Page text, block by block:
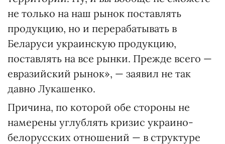
не только на наш рынок поставлять
продукцию, но и перерабатывать в
Беларуси украинскую продукцию,
поставлять на все рынки. Прежде всего —
евразийский рынок», — заявил не так
давно Лукашенко.
Причина, по которой обе стороны не
намерены углублять кризис украино-
белорусских отношений — в структуре